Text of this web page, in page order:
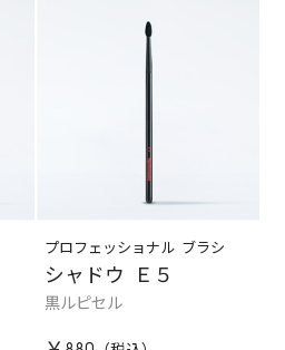
プロフェッショナル ブラシ
シャドウ Ｅ５
黒ルピセル